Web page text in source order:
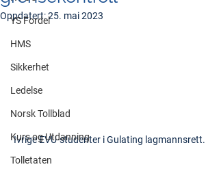
YS Fordel
HMS
Sikkerhet
Ledelse
Norsk Tollblad
Kurs og Utdanning
Tolletaten
Oppdatert:25. mai 2023
Ivrige EVU-studenter i Gulating lagmannsrett.